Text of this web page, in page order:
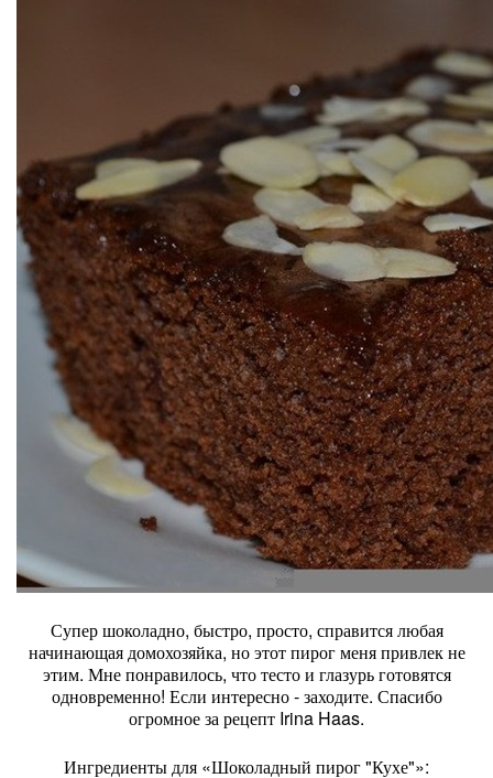
Супер шоколадно, быстро, просто, справится любая
начинающая домохозяйка, но этот пирог меня привлек не
этим. Мне понравилось, что тесто и глазурь готовятся
одновременно! Если интересно - заходите. Спасибо
огромное за рецепт Irina Haas.
Ингредиенты для «Шоколадный пирог "Кухе"»: